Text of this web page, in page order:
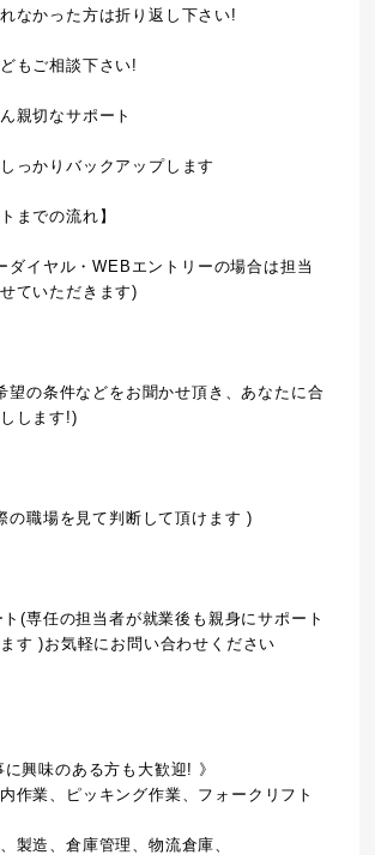
なかった方は折り返し下さい!
もご相談下さい!
親切なサポート
っかりバックアップします
までの流れ】
ダイヤル・WEBエントリーの場合は担当
ていただきます)
望の条件などをお聞かせ頂き、あなたに合
します!)
の職場を見て判断して頂けます )
(専任の担当者が就業後も親身にサポート
す )お気軽にお問い合わせください
に興味のある方も大歓迎! 》
作業、ピッキング作業、フォークリフト
製造、倉庫管理、物流倉庫、